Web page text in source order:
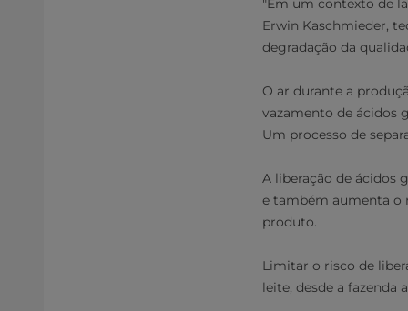
"Em um contexto de
Erwin Kaschmieder,
degradação da
O ar durante a
vazamento de ácidos
Um processo de
A liberação de ácidos
e também aumenta o
produto.
Limitar o risco de
leite, desde a fazenda